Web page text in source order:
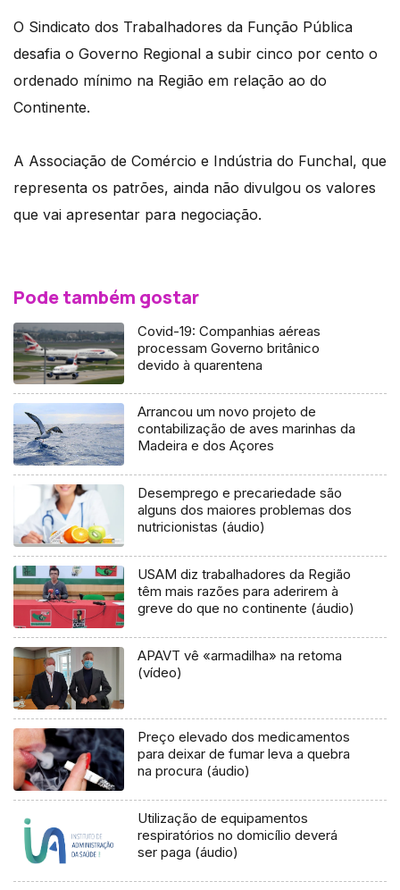
O Sindicato dos Trabalhadores da Função Pública
desafia o Governo Regional a subir cinco por cento o
ordenado mínimo na Região em relação ao do
Continente.
A Associação de Comércio e Indústria do Funchal, que
representa os patrões, ainda não divulgou os valores
que vai apresentar para negociação.
Pode também gostar
Covid-19: Companhias aéreas
processam Governo britânico
devido à quarentena
Arrancou um novo projeto de
contabilização de aves marinhas da
Madeira e dos Açores
Desemprego e precariedade são
alguns dos maiores problemas dos
nutricionistas (áudio)
USAM diz trabalhadores da Região
têm mais razões para aderirem à
greve do que no continente (áudio)
APAVT vê «armadilha» na retoma
(vídeo)
Preço elevado dos medicamentos
para deixar de fumar leva a quebra
na procura (áudio)
Utilização de equipamentos
respiratórios no domicílio deverá
ser paga (áudio)